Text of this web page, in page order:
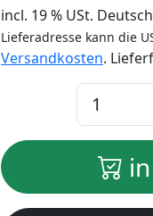
incl. 19 % USt.
Lieferadresse kann die
Versandkosten.